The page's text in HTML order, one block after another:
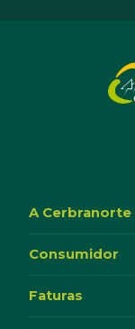
A Cerbranorte
Consumidor
Faturas